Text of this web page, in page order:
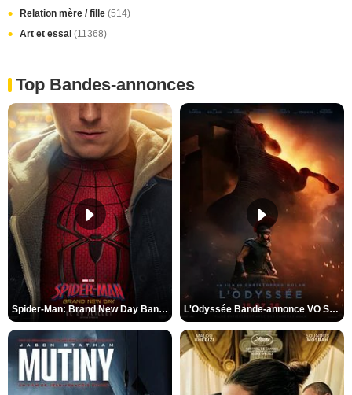
Relation mère / fille (514)
Art et essai (11368)
Top Bandes-annonces
Spider-Man: Brand New Day Bande-annonce VO STFR L'Odyssée Bande-annonce VO STFR